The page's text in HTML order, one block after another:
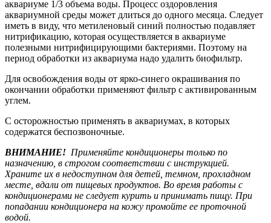
аквариуме 1/3 объема воды. Процесс оздоровления
аквариумной среды может длиться до одного месяца. Следует
иметь в виду, что метиленовый синий полностью подавляет
нитрификацию, которая осуществляется в аквариуме
полезными нитрифицирующими бактериями. Поэтому на
период обработки из аквариума надо удалить биофильтр.
Для освобождения воды от ярко-синего окрашивания по
окончании обработки применяют фильтр с активированным
углем.
С осторожностью применять в аквариумах, в которых
содержатся беспозвоночные.
ВНИМАНИЕ! Применяйте кондиционеры только по
назначению, в строгом соответствии с инструкцией.
Храните их в недоступном для детей, темном, прохладном
месте, вдали от пищевых продуктов. Во время работы с
кондиционерами не следует курить и принимать пищу. При
попадании кондиционера на кожу промойте ее проточной
водой.